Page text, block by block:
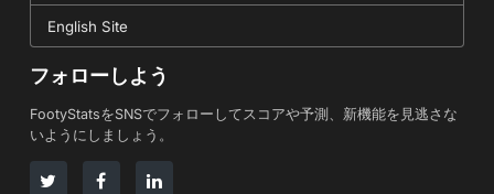
English Site
フォローしよう
FootyStatsをSNSでフォローしてスコアや予測、新機能を見逃さな
いようにしましょう。